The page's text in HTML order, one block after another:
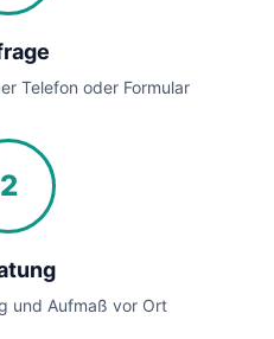
Telefon oder Formular
2
und Aufmaß vor Ort